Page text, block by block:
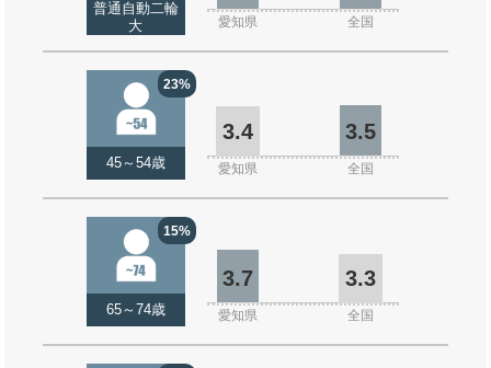
普通自動二輪
大
愛知県 全国
23%
45～54歳
3.4 3.5
愛知県 全国
15%
65～74歳
3.7 3.3
愛知県 全国